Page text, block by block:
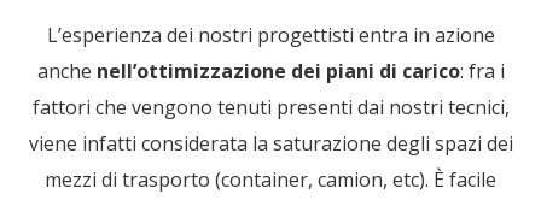
L’esperienza dei nostri progettisti entra in azione
anche nell’ottimizzazione dei piani di carico: fra i
fattori che vengono tenuti presenti dai nostri tecnici,
viene infatti considerata la saturazione degli spazi dei
mezzi di trasporto (container, camion, etc). È facile